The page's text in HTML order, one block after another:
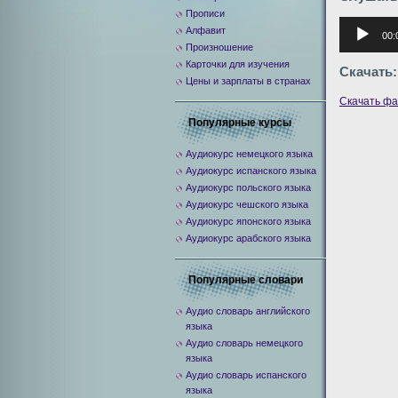
Аудиоплеер
Скачать:
Скачать
Прописи
Алфавит
Произношение
Карточки для изучения
Цены и зарплаты в странах
Популярные курсы
Аудиокурс немецкого языка
Аудиокурс испанского языка
Аудиокурс польского языка
Аудиокурс чешского языка
Аудиокурс японского языка
Аудиокурс арабского языка
Популярные словари
Аудио словарь английского
языка
Аудио словарь немецкого
языка
Аудио словарь испанского
языка